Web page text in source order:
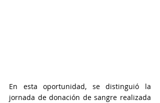
En esta oportunidad, se distinguió la
jornada de donación de sangre realizada